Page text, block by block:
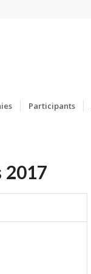
Participants
2017